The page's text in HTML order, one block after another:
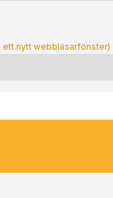
ett nytt webbläsarfönster)